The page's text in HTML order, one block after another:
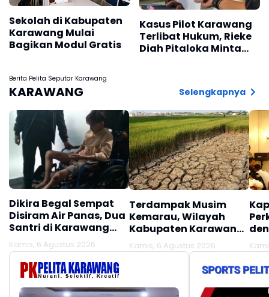
Sekolah di Kabupaten
Karawang Mulai
Bagikan Modul Gratis
Kasus Pilot Karawang
Terlibat Hukum, Rieke
Diah Pitaloka Minta
Berita Pelita Seputar Karawang
KARAWANG Selengkapnya
Dikira Begal Sempat
Disiram Air Panas, Dua
Santri di Karawang
Terluka Akibat Aksi
Oknum Linmas
Kamis, 6 Agustus 2026
Terdampak Musim
Kemarau, Wilayah
Kabupaten Karawang
Kekeringan Makin
Meluas
Kamis, 6 Agustus 2026